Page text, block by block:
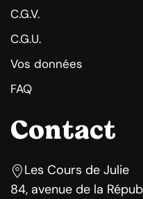
C.G.V.
C.G.U.
Vos données
FAQ
Contact
Les Cours de Julie
84, avenue de la